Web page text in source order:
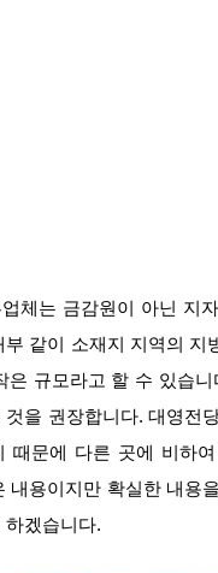
체는 금감원이 아닌 지
부 같이 소재지 지역의 지
은 규모라고 할 수 있습
것을 권장합니다. 대영전
때문에 다른 곳에 비하
내용이지만 확실한 내용
하겠습니다.